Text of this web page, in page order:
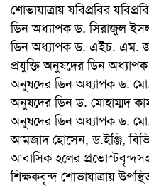
শোভাযাত্রায় যবিপ্রবির
ডিন অধ্যাপক ড. সিরাজুল
ডিন অধ্যাপক ড. এইচ. এম.
প্রযুক্তি অনুষদের ডিন অধ্যাপক
অনুষদের ডিন অধ্যাপক ড.
অনুষদের ডিন ড. মোহাম্মদ
অনুষদের ডিন অধ্যাপক ড.
আমজাদ হোসেন, ড.ইঞ্জি,
আবাসিক হলের প্রভোস্টবৃন্দসহ
শিক্ষকবৃন্দ শোভাযাত্রায়